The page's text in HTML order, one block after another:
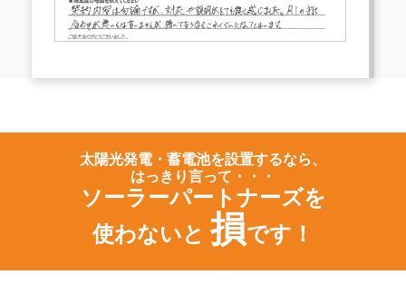
太陽光発電・蓄電池を設置するなら、
はっきり言って・・・
ソーラーパートナーズを
使わないと 損です！